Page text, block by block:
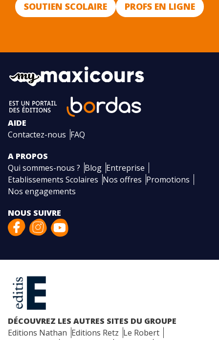
SOUTIEN SCOLAIRE PROFS EN LIGNE
AIDE
Contactez-nous FAQ
A PROPOS
Qui sommes-nous ? Blog Entreprise
Etablissements Scolaires Nos offres Promotions
Nos engagements
NOUS SUIVRE
DÉCOUVREZ LES AUTRES SITES DU GROUPE
Editions Nathan Editions Retz Le Robert